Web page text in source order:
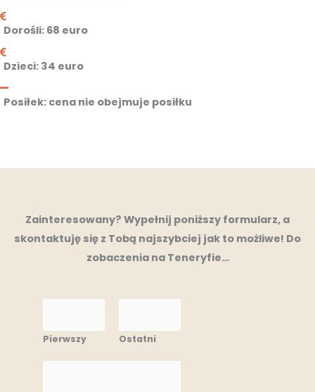
Dorośli: 68 euro
Dzieci: 34 euro
Posiłek: cena nie obejmuje posiłku
Zainteresowany? Wypełnij poniższy formularz, a
skontaktuję się z Tobą najszybciej jak to możliwe! Do
zobaczenia na Teneryfie…
a
m
e
Pierwszy Ostatni